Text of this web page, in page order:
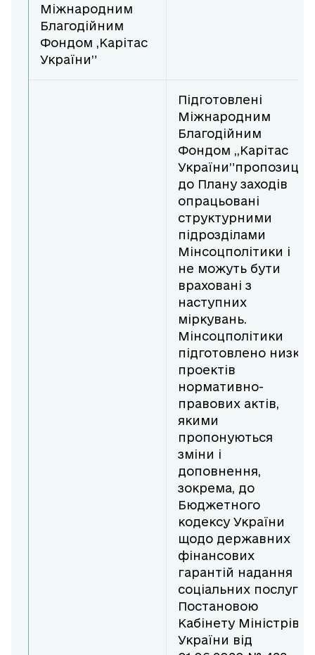
Міжнародним
Благодійним
Фондом ,Карітас
України”
Підготовлені
Міжнародним
Благодійним
Фондом ,,Карітас
України”пропозиції
до Плану заходів
опрацьовані
структурними
підрозділами
Мінсоцполітики і
не можуть бути
враховані з
наступних
міркувань.
Мінсоцполітики
підготовлено низку
проектів
нормативно-
правових актів,
якими
пропонуються
зміни і
доповнення,
зокрема, до
Бюджетного
кодексу України
щодо державних
фінансових
гарантій надання
соціальних послуг.
Постановою
Кабінету Міністрів
України від